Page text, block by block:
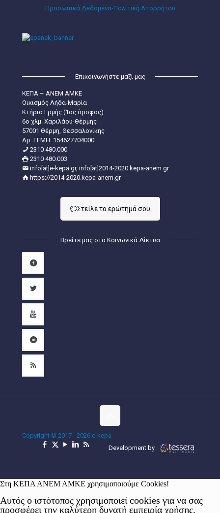
Προσωπικά Δεδομένα-Πολιτική Απορρήτου
Επικοινωνήστε μαζί μας
ΚΕΠΑ – ΑΝΕΜ ΑΜΚΕ
Οικισμός Λήδα-Μαρία
Κτήριο Ερμής (1ος όροφος)
6ο χλμ. Χαριλάου-Θέρμης
57001 Θέρμη, Θεσσαλονίκης
Aρ. ΓΕΜΗ: 154627704000
2310 480.000
2310 480.003
info[at]e-kepa.gr, info[at]2014-2020.kepa-anem.gr
https://2014-2020.kepa-anem.gr
Στείλε τo ερώτημά σου
Βρείτε μας στα Κοινωνικά Δίκτυα
Copyright © 2017 - 2026 e-kepa
Development by
Στη ΚΕΠΑ ΑΝΕΜ ΑΜΚΕ χρησιμοποιούμε Cookies!
Αυτός ο ιστότοπος χρησιμοποιεί cookies για να σας
προσφέρει την καλύτερη δυνατή εμπειρία χρήσης.